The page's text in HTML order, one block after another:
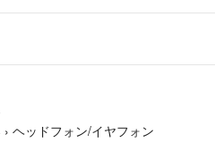
› ヘッドフォン/イヤフォン